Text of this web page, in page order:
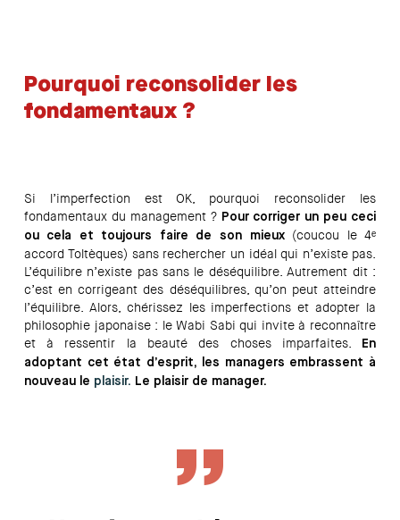
Pourquoi reconsolider les
fondamentaux ?
Si l’imperfection est OK, pourquoi reconsolider les
fondamentaux du management ? Pour corriger un peu ceci
ou cela et toujours faire de son mieux(coucou le 4ᵉ
accord Toltèques) sans rechercher un idéal qui n’existe pas.
L’équilibre n’existe pas sans le déséquilibre. Autrement dit :
c’est en corrigeant des déséquilibres, qu’on peut atteindre
l’équilibre. Alors, chérissez les imperfections et adopter la
philosophie japonaise : le Wabi Sabi qui invite à reconnaître
et à ressentir la beauté des choses imparfaites.
En
adoptant cet état d’esprit, les managers embrassent à
nouveau le plaisir. Le plaisir de manager.
”